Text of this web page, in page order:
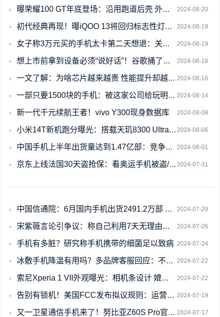
2024-08-20
曝荣耀100 GT年底登场：沿用跑道后壳 外观更炫酷
2024-08-19
初代经典再现！曝iQOO 13将回归标志性灯带设计
2024-08-19
女子称3万元买的手机太卡第二天想退：关联品牌已成老赖
2024-08-18
想上市前拿到设备必须“说好话”！谷歌捅了评测博主职业底线
2024-08-16
一文了解：为啥芯片越来越贵 性能提升却越来越小
2024-08-14
一部只要1500块的手机：被这家公司给玩明白了
2024-08-08
新一代千元续航王者！vivo Y300现身数据库
2024-08-06
小米14T新机跑分曝光：搭载天玑8300 Ultra芯片
2024-08-01
中国手机上半年出货量达到1.47亿部：竞争依旧激烈
2024-07-31
京东上线法国30天盗抢保：看奥运手机被盗/抢赔新机
2024-07-29
中国信通院：6月国内手机出货2491.2万部 国产手机占88.5%
2024-07-26
宋紫薇言论引争议：称自己利用7天无理由退货筛选产品
2024-07-24
手机有多脏？研究称手机携带的细菌足以致病
2024-07-22
冰敷手机降温有用吗？多品牌客服回应：不建议使用
2024-07-22
索尼Xperia 1 VII外观曝光：相机条设计 媲美Google Pixel
2024-07-19
告别有锁机！美国FCC发布拟议规则：运营商要在激活60天内解锁
2024-07-17
又一卫星通信手机来了！努比亚Z60S Pro官宣：实时语音双向卫星通话